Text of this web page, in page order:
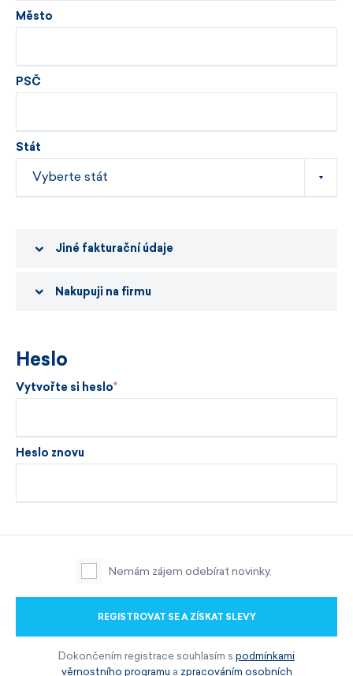
Město
PSČ
Stát
Jiné fakturační údaje
Nakupuji na firmu
Heslo
Vytvořte si heslo
Heslo znovu
Nemám zájem odebírat novinky.
REGISTROVAT SE A ZÍSKAT SLEVY
Dokončením registrace souhlasím s podmínkami
věrnostního programu a zpracováním osobních